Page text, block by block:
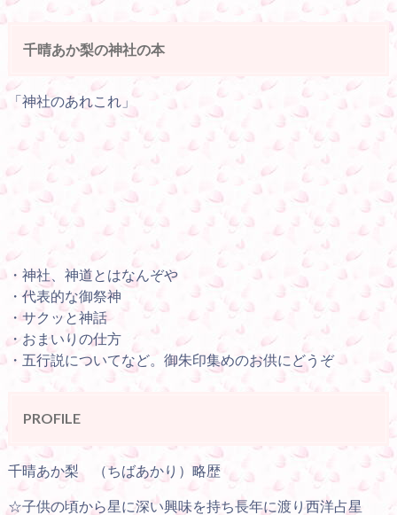
千晴あか梨の神社の本
「神社のあれこれ」
・神社、神道とはなんぞや
・代表的な御祭神
・サクッと神話
・おまいりの仕方
・五行説についてなど。御朱印集めのお供にどうぞ
PROFILE
千晴あか梨 （ちばあかり）略歴
☆子供の頃から星に深い興味を持ち長年に渡り西洋占星